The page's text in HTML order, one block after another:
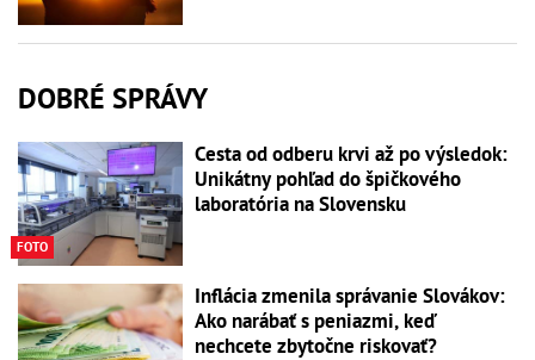
DOBRÉ SPRÁVY
FOTO
Cesta od odberu krvi až po výsledok:
Unikátny pohľad do špičkového
laboratória na Slovensku
Inflácia zmenila správanie Slovákov:
Ako narábať s peniazmi, keď
nechcete zbytočne riskovať?